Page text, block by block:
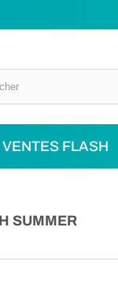
VENTES FLASH
SUMMER